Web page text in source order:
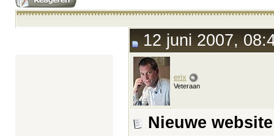
12 juni 2007,
erix
Veteraan
Nieuwe